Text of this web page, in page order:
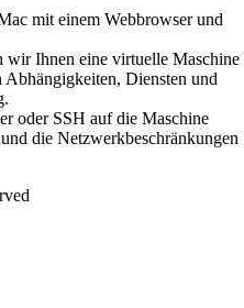
mit einem Webbrowser und
wir Ihnen eine virtuelle Maschine
Diensten und
oder SSH auf die Maschine
die Netzwerkbeschränkungen